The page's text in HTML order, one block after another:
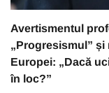
Avertismentul
„Progresismul”
Europei: „Dacă
în loc?”